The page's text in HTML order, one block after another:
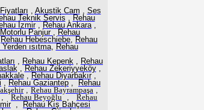
, Akustik Cam , Ses
Teknik Servis , Rehau
İzmir, Rehau Ankara,
Panjur , Rehau
Rehau Hebeschiebe, Rehau
Yerden ısıtma, Rehau
, Rehau Kepenk , Rehau
, Rehau Zekeriyyeköy,
, Rehau Diyarbakır,
, Rehau Gaziantep ,
Rehau
, Rehau Bayrampaşa ,
Rehau Beyoğlu, Rehau
,
Rehau Kış Bahçesi